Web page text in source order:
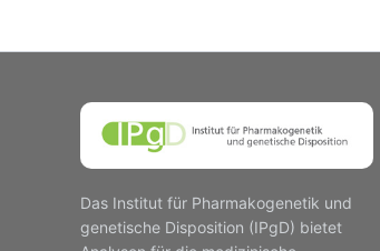
Das Institut für Pharmakogenetik und
genetische Disposition (IPgD) bietet